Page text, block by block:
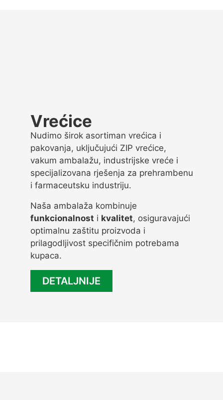
Vrećice
Nudimo širok asortiman vrećica i
pakovanja, uključujući ZIP vrećice,
vakum ambalažu, industrijske vreće i
specijalizovana rješenja za prehrambenu
i farmaceutsku industriju.
Naša ambalaža kombinuje
funkcionalnost i kvalitet, osiguravajući
optimalnu zaštitu proizvoda i
prilagodljivost specifičnim potrebama
kupaca.
DETALJNIJE